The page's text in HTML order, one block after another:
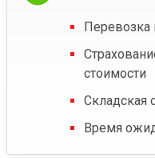
стоимости
Складская
Время